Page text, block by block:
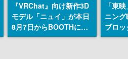
『VRChat』向け新作3D
モデル「ニュイ」が本日
8月7日からBOOTHにて
発売。瞳に光る星や感情
「東
ニン
ブロ
トリ